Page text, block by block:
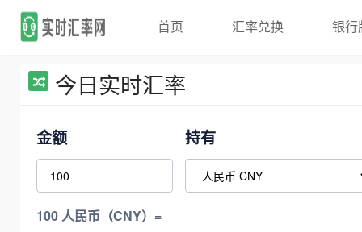
首页 汇率兑换 银行
今日实时汇率
金额 持有
100 人民币（CNY）=